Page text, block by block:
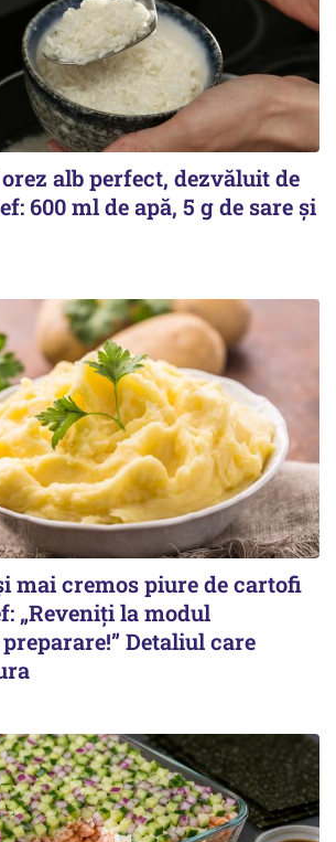
alb perfect, dezvăluit de
600 ml de apă, 5 g de sare și
mai cremos piure de cartofi
„Reveniți la modul
Detaliul care